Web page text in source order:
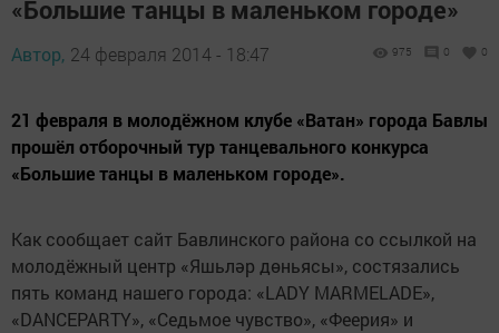
«Большие танцы в маленьком городе»
Автор, 24 февраля 2014 - 18:47 975 0 0
21 февраля в молодёжном клубе «Ватан» города Бавлы
прошёл отборочный тур танцевального конкурса
«Большие танцы в маленьком городе».
Как сообщает сайт Бавлинского района со ссылкой на
молодёжный центр «Яшьләр дөньясы», состязались
пять команд нашего города: «LADY MARMELADE»,
«DANCEPARTY», «Седьмое чувство», «Феерия» и